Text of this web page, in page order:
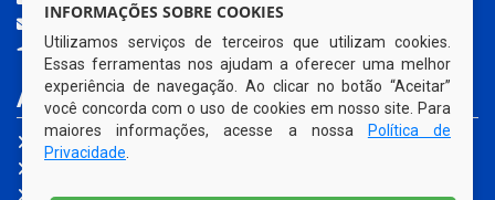
contato@carpina.pe.leg.br
Carpina - PE
ACESSE NOSSOS SERVIÇOS
Portal da Transparência
Ouvidoria Legislativa
INFORMAÇÕES SOBRE COOKIES
Utilizamos serviços de terceiros que utilizam cookies.
Essas ferramentas nos ajudam a oferecer uma melhor
experiência de navegação. Ao clicar no botão “Aceitar”
você concorda com o uso de cookies em nosso site. Para
maiores informações, acesse a nossa
Política de
Privacidade